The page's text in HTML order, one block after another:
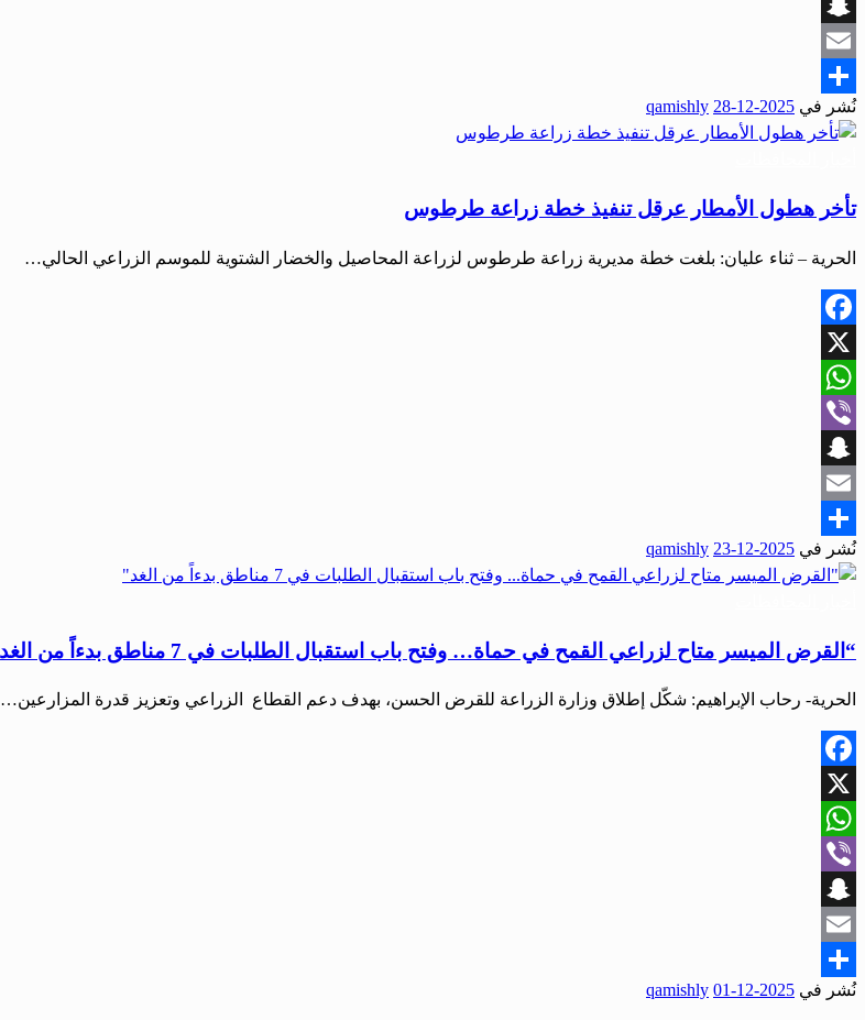
Viber
Snapchat
Email
Share
نُشر في 2025-12-28
qamishly
تأخر هطول الأمطار عرقل تنفيذ خطة زراعة طرطوس
الحرية – ثناء عليان: بلغت خطة مديرية زراعة طرطوس لزراعة المحاصيل والخضار الشتوية للموسم الزراعي الحالي…
Facebook
X
WhatsApp
Viber
Snapchat
Email
Share
نُشر في 2025-12-23
qamishly
“القرض الميسر متاح لزراعي القمح في حماة… وفتح باب استقبال الطلبات في 7 مناطق بدءاً من الغد”
الحرية- رحاب الإبراهيم: شكّل إطلاق وزارة الزراعة للقرض الحسن، بهدف دعم القطاع الزراعي وتعزيز قدرة المزارعين…
Facebook
X
WhatsApp
Viber
Snapchat
Email
Share
نُشر في 2025-12-01
qamishly